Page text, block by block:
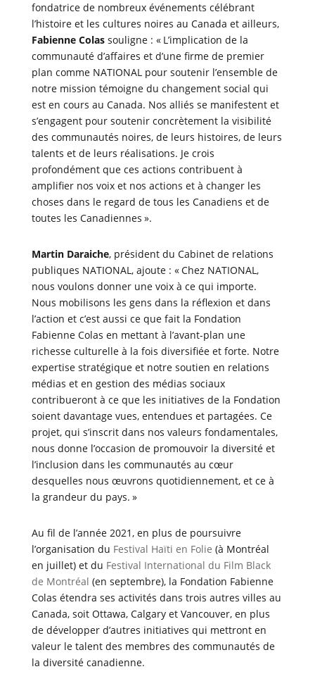
fondatrice de nombreux événements célébrant
l’histoire et les cultures noires au Canada et ailleurs,
Fabienne Colassouligne : « L’implication de la
communauté d’affaires et d’une firme de premier
plan comme NATIONAL pour soutenir l’ensemble de
notre mission témoigne du changement social qui
est en cours au Canada. Nos alliés se manifestent et
s’engagent pour soutenir concrètement la visibilité
des communautés noires, de leurs histoires, de leurs
talents et de leurs réalisations. Je crois
profondément que ces actions contribuent à
amplifier nos voix et nos actions et à changer les
choses dans le regard de tous les Canadiens et de
toutes les Canadiennes ».
Martin Daraiche, président du Cabinet de relations
publiques NATIONAL, ajoute : « Chez NATIONAL,
nous voulons donner une voix à ce qui importe.
Nous mobilisons les gens dans la réflexion et dans
l’action et c’est aussi ce que fait la Fondation
Fabienne Colas en mettant à l’avant-plan une
richesse culturelle à la fois diversifiée et forte. Notre
expertise stratégique et notre soutien en relations
médias et en gestion des médias sociaux
contribueront à ce que les initiatives de la Fondation
soient davantage vues, entendues et partagées. Ce
projet, qui s’inscrit dans nos valeurs fondamentales,
nous donne l’occasion de promouvoir la diversité et
l’inclusion dans les communautés au cœur
desquelles nous œuvrons quotidiennement, et ce à
la grandeur du pays. »
Au fil de l’année 2021, en plus de poursuivre
l’organisation du Festival Haïti en Folie (à Montréal
en juillet) et du Festival International du Film Black
de Montréal (en septembre), la Fondation Fabienne
Colas étendra ses activités dans trois autres villes au
Canada, soit Ottawa, Calgary et Vancouver, en plus
de développer d’autres initiatives qui mettront en
valeur le talent des membres des communautés de
la diversité canadienne.